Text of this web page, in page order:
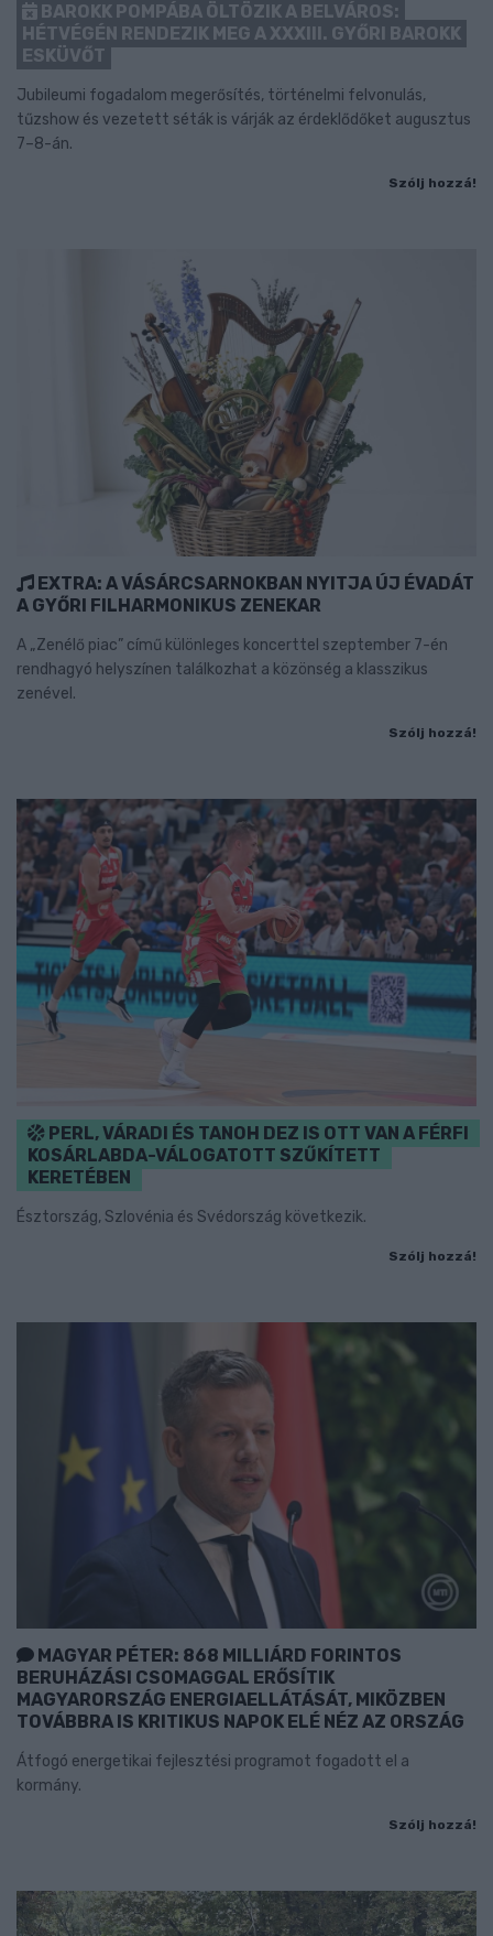
BAROKK POMPÁBA ÖLTÖZIK A BELVÁROS:
HÉTVÉGÉN RENDEZIK MEG A XXXIII. GYŐRI BAROKK
ESKÜVŐT
Jubileumi fogadalom megerősítés, történelmi felvonulás,
tűzshow és vezetett séták is várják az érdeklődőket augusztus
7–8-án.
Szólj hozzá!
EXTRA: A VÁSÁRCSARNOKBAN NYITJA ÚJ ÉVADÁT
A GYŐRI FILHARMONIKUS ZENEKAR
A „Zenélő piac” című különleges koncerttel szeptember 7-én
rendhagyó helyszínen találkozhat a közönség a klasszikus
zenével.
Szólj hozzá!
PERL, VÁRADI ÉS TANOH DEZ IS OTT VAN A FÉRFI
KOSÁRLABDA-VÁLOGATOTT SZŰKÍTETT
KERETÉBEN
Észtország, Szlovénia és Svédország következik.
Szólj hozzá!
MAGYAR PÉTER: 868 MILLIÁRD FORINTOS
BERUHÁZÁSI CSOMAGGAL ERŐSÍTIK
MAGYARORSZÁG ENERGIAELLÁTÁSÁT, MIKÖZBEN
TOVÁBBRA IS KRITIKUS NAPOK ELÉ NÉZ AZ ORSZÁG
Átfogó energetikai fejlesztési programot fogadott el a
kormány.
Szólj hozzá!